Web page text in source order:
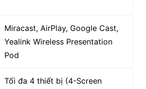
Miracast, AirPlay, Google Cast,
Yealink Wireless Presentation
Pod
Tối đa 4 thiết bị (4-Screen